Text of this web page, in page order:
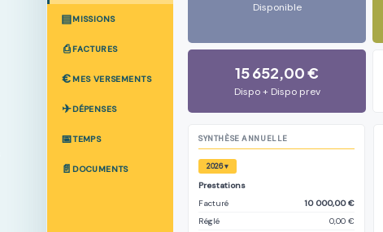
▤MISSIONS
⎙ FACTURES
€MES VERSEMENTS
✈DÉPENSES
📅TEMPS
📄DOCUMENTS
Disponible
15 652,00 €
Dispo + Dispo prev
SYNTHÈSE ANNUELLE
2026 ▾
Prestations
Facturé
10 000,00 €
Réglé
0,00 €